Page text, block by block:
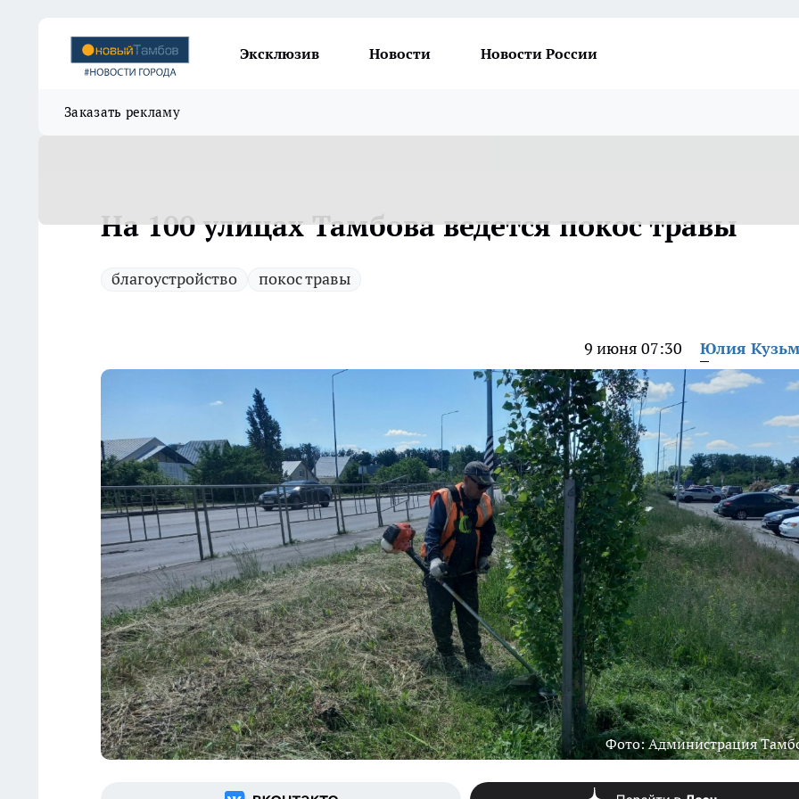
Эксклюзив Новости Новости России
Заказать рекламу
На 100 улицах Тамбова ведется покос травы
благоустройство покос травы
9 июня 07:30 Юлия
Фото: Администрация